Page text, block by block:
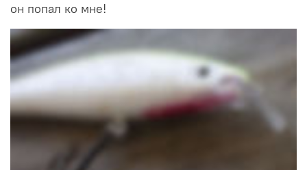
он попал ко мне!